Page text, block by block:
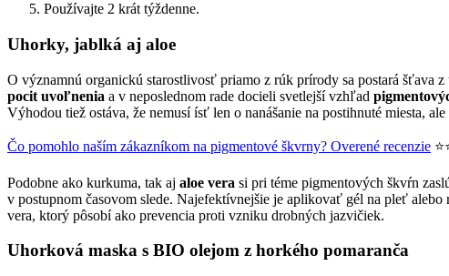
Používajte 2 krát týždenne.
Uhorky, jablká aj aloe
O významnú organickú starostlivosť priamo z rúk prírody sa postará šťava
pocit uvoľnenia a v neposlednom rade docieli svetlejší vzhľad
Výhodou tiež ostáva, že nemusí ísť len o nanášanie na postihnuté miesta,
Čo pomohlo naším zákazníkom na pigmentové škvrny? Overené recenzie
Podobne ako kurkuma, tak aj aloe vera si pri téme pigmentových škvŕn
v postupnom časovom slede. Najefektívnejšie je aplikovať gél na pleť
vera, ktorý pôsobí ako prevencia proti vzniku drobných jazvičiek.
Uhorková maska s BIO olejom z horkého pomaranča